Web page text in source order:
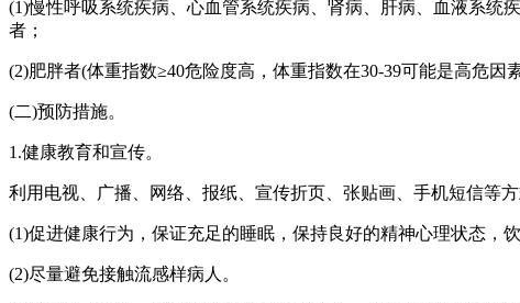
(1)慢性呼吸系统疾病、心血管系统疾病、肾病、肝病、血液系
者；
(2)肥胖者(体重指数≥40危险度高，体重指数在30-39可能是高危因素
(二)预防措施。
1.健康教育和宣传。
利用电视、广播、网络、报纸、宣传折页、张贴画、手机短信等
(1)促进健康行为，保证充足的睡眠，保持良好的精神心理状态，
(2)尽量避免接触流感样病人。